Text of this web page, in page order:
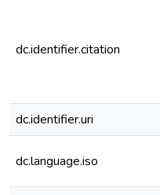
dc.identifier.citation
dc.identifier.uri
dc.language.iso